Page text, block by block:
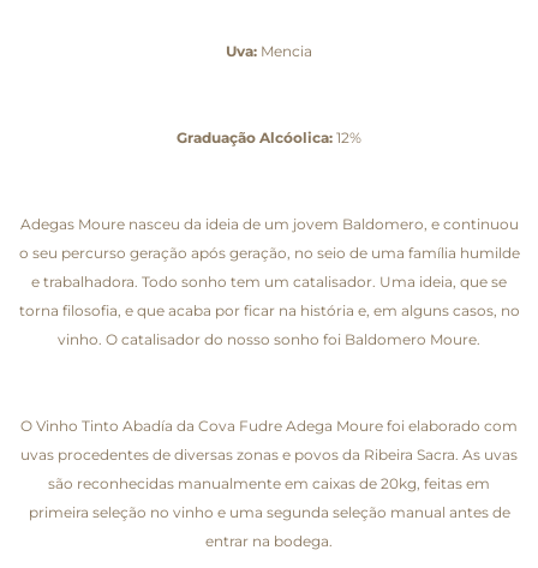
Uva: Mencia
Graduação Alcóolica: 12%
Adegas Moure nasceu da ideia de um jovem Baldomero, e continuou
o seu percurso geração após geração, no seio de uma família humilde
e trabalhadora. Todo sonho tem um catalisador. Uma ideia, que se
torna filosofia, e que acaba por ficar na história e, em alguns casos, no
vinho. O catalisador do nosso sonho foi Baldomero Moure.
O Vinho Tinto Abadía da Cova Fudre Adega Moure foi elaborado com
uvas procedentes de diversas zonas e povos da Ribeira Sacra. As uvas
são reconhecidas manualmente em caixas de 20kg, feitas em
primeira seleção no vinho e uma segunda seleção manual antes de
entrar na bodega.